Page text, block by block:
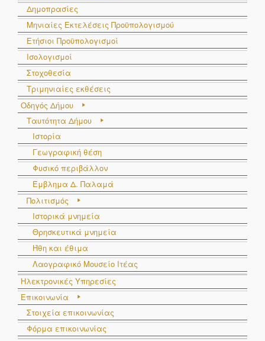
Δημοπρασίες
Μηνιαίες Εκτελέσεις Προϋπολογισμού
Ετήσιοι Προϋπολογισμοί
Ισολογισμοί
Στοχοθεσία
Τριμηνιαίες εκθέσεις
Οδηγός Δήμου
Ταυτότητα Δήμου
Ιστορία
Γεωγραφική θέση
Φυσικό περιβάλλον
Έμβλημα Δ. Παλαμά
Πολιτισμός
Ιστορικά μνημεία
Θρησκευτικά μνημεία
Ήθη και έθιμα
Λαογραφικό Μουσείο Ιτέας
Ηλεκτρονικές Υπηρεσίες
Επικοινωνία
Στοιχεία επικοινωνίας
Φόρμα επικοινωνίας